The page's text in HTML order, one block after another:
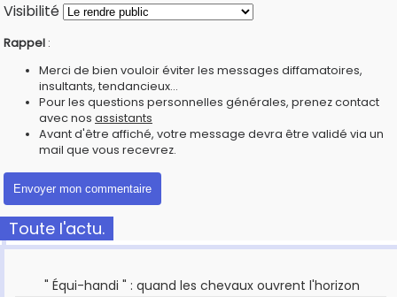
Visibilité
Rappel :
Merci de bien vouloir éviter les messages diffamatoires,
insultants, tendancieux...
Pour les questions personnelles générales, prenez contact
avec nos assistants
Avant d'être affiché, votre message devra être validé via un
mail que vous recevrez.
Toute l'actu.
" Équi-handi " : quand les chevaux ouvrent l'horizon